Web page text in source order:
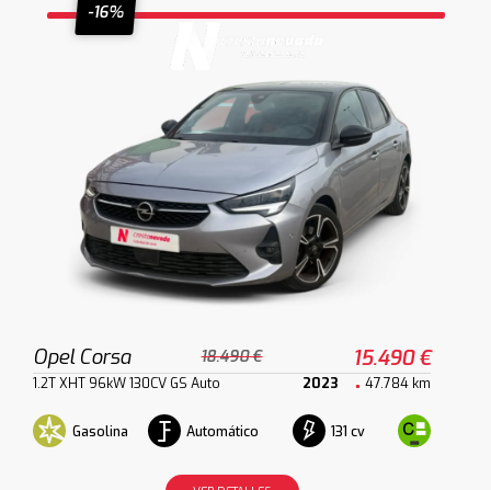
-16%
Opel Corsa 18.490 € 15.490 €
1.2T XHT 96kW 130CV GS Auto 2023 47.784 km
Gasolina Automático 131 cv